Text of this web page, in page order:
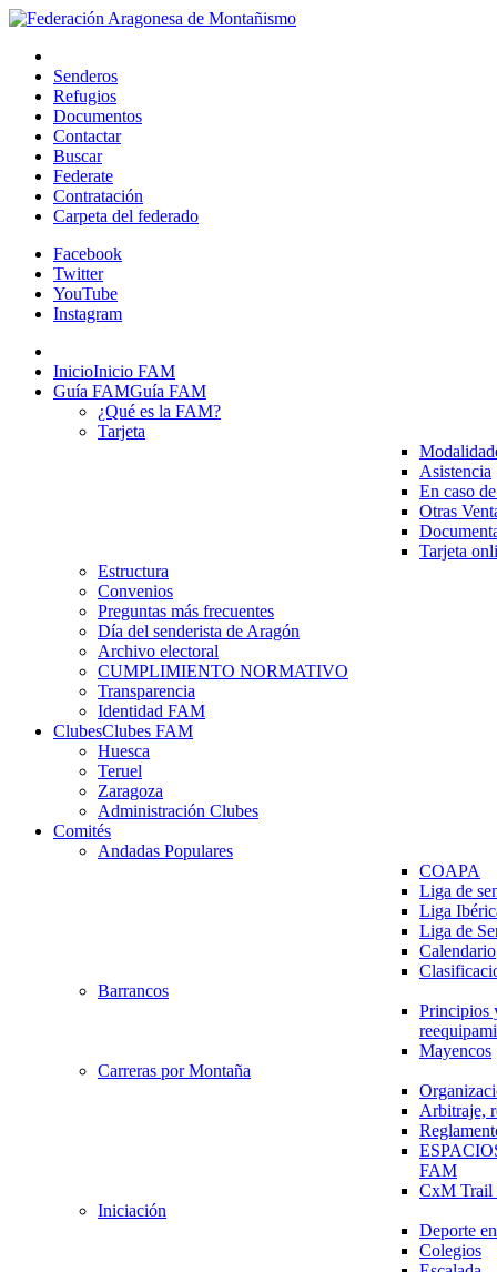
Senderos
Refugios
Documentos
Contactar
Buscar
Federate
Contratación
Carpeta del federado
Facebook
Twitter
YouTube
Instagram
InicioInicio FAM
Guía FAMGuía FAM
¿Qué es la FAM?
Tarjeta
Asistencia
En caso
Otras
Tarjeta
Estructura
Convenios
Preguntas más frecuentes
Día del senderista de Aragón
Archivo electoral
CUMPLIMIENTO NORMATIVO
Transparencia
Identidad FAM
ClubesClubes FAM
Huesca
Teruel
Zaragoza
Administración Clubes
Comités
Andadas Populares
COAPA
Liga de
Liga
Liga de
Calendario
Barrancos
Principios
Mayencos
Carreras por Montaña
Arbitraje,
FAM
CxM
Iniciación
Deporte
Colegios